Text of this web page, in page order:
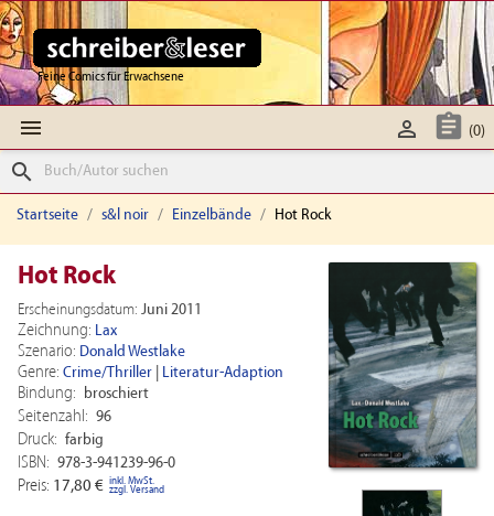
Feine Comics für Erwachsene
  (0)

search
Startseite s&l noir Einzelbände Hot Rock
Hot Rock
Erscheinungsdatum: Juni 2011
Zeichnung: Lax
Szenario: Donald Westlake
Genre: Crime/Thriller Literatur-Adaption
Bindung: broschiert
Seitenzahl: 96
Druck: farbig
ISBN: 978-3-941239-96-0
Preis: 17,80 € inkl. MwSt.
zzgl. Versand